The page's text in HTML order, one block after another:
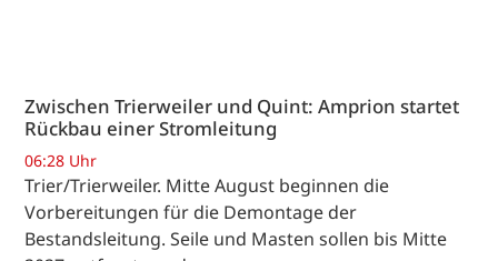
Zwischen Trierweiler und Quint: Amprion startet
Rückbau einer Stromleitung
06:28 Uhr
Trier/Trierweiler. Mitte August beginnen die
Vorbereitungen für die Demontage der
Bestandsleitung. Seile und Masten sollen bis Mitte